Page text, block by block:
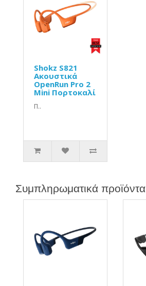
Shokz S821
Ακουστικά
OpenRun Pro 2
Mini Πορτοκαλί
Π..
Συμπληρωματικά προϊόντα